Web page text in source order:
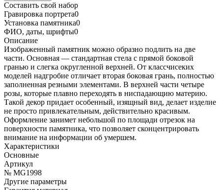
Составить свой набор
Гравировка портрета0
Установка памятника0
ФИО, даты, шрифты0
Описание
Изображенный памятник можно образно подлить на две
части. Основная — стандартная стела с прямой боковой
гранью и слегка округленной верхней. От классчисеких
моделей надгробие отличает вторая боковая грань, полностью
заполненная резными элементами. В верхней части четыре
розы, которые плавно переходять в ниспадающию материю.
Такой декор придает особенный, изящный вид, делает изделие
не просто привлекательным, действительно красивым.
Оформление занимет небольшой по площади отрезок на
поверхности памятника, что позволяет сконцентрировать
внимание на информации об умершем.
Характеристики
Основные
Артикул
№ MG1998
Другие параметры